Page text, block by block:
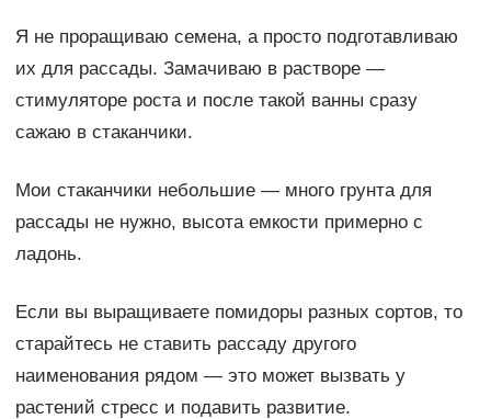
Я не проращиваю семена, а просто подготавливаю
их для рассады. Замачиваю в растворе —
стимуляторе роста и после такой ванны сразу
сажаю в стаканчики.
Мои стаканчики небольшие — много грунта для
рассады не нужно, высота емкости примерно с
ладонь.
Если вы выращиваете помидоры разных сортов, то
старайтесь не ставить рассаду другого
наименования рядом — это может вызвать у
растений стресс и подавить развитие.